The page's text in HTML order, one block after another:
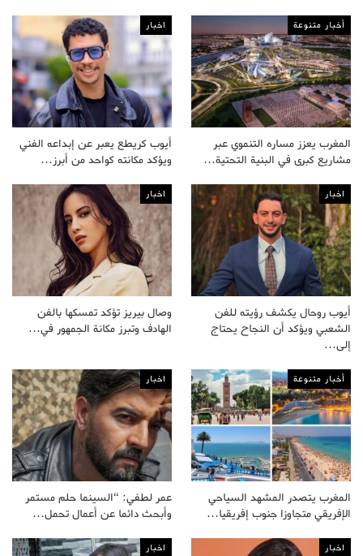
أخبار متنوعة
المغرب يعزز مساره التنموي عبر
مشاريع كبرى في البنية التحتية…
اخبار
أيوب كريطع يعبر عن إبداعه الفني
ويؤكد مكانته كواحد من أبرز…
اخبار
أيوب روحال يكشف رؤيته للفن
الشعبي ويؤكد أن النجاح يحتاج
إلى…
اخبار
وصال بيريز تؤكد تمسكها بالفن
الهادف وتبرز مكانة الجمهور في…
أخبار متنوعة
المغرب يتصدر المشهد السياحي
الإفريقي متجاوزا جنوب إفريقيا…
اخبار
عمر لطفي: “السينما حلم مستمر
وأبحث دائما عن أعمال تحمل…
اخبار اخبار